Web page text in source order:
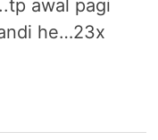
awal pagi
he…23x